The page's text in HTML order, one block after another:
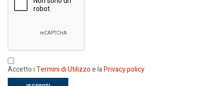
Accetto iTermini di Utilizzoe laPrivacy policy